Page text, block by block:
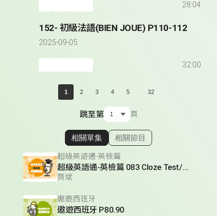
28:04
152- 初級法語(BIEN JOUE) P110-112
2025-09-05
32:00
1 2 3 4 5 ... 32
跳至第 頁
顯示相關單集
相關單集 相關節目
超級英語通-英檢篇
超級英語通-英檢篇 083 Cloze Test/段落填空-13
齊斌
遨遊西班牙
遨遊西班牙 P80.90